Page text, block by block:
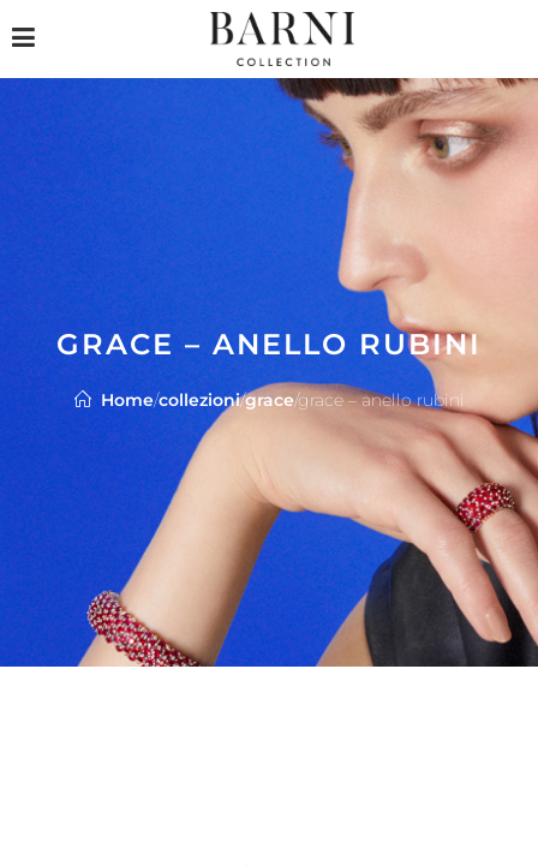
GRACE – ANELLO RUBINI
Home/collezioni/grace/grace – anello rubini